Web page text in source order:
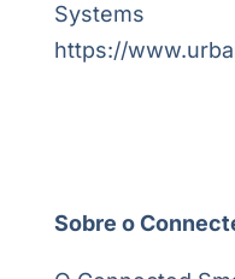
Systems
https://
Sobre o